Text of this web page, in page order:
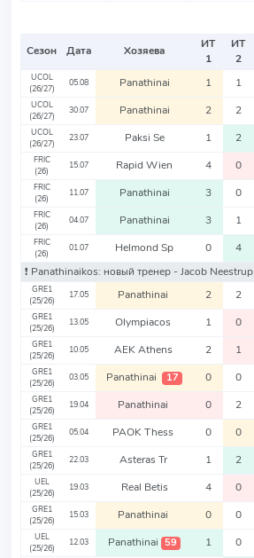
Сезон Дата Хозяева
ИТ
1
ИТ
2
UCOL
(26/27)
05.08 Panathinai 1 1
UCOL
(26/27)
30.07 Panathinai 2 2
UCOL
(26/27)
23.07 Paksi Se 1 2
FRIC
(26)
15.07 Rapid Wien 4 0
FRIC
(26)
11.07 Panathinai 3 0
FRIC
(26)
04.07 Panathinai 3 1
FRIC
(26)
01.07 Helmond Sp 0 4
❗️ Panathinaikos: новый тренер - Jacob Neestrup
GRE1
(25/26)
17.05 Panathinai 2 2
GRE1
(25/26)
13.05 Olympiacos 1 0
GRE1
(25/26)
10.05 AEK Athens 2 1
GRE1
(25/26)
03.05 Panathinai 17 0 0
GRE1
(25/26)
19.04 Panathinai 0 2
GRE1
(25/26)
05.04 PAOK Thess 0 0
GRE1
(25/26)
22.03 Asteras Tr 1 2
UEL
(25/26)
19.03 Real Betis 4 0
GRE1
(25/26)
15.03 Panathinai 0 0
UEL
(25/26)
12.03 Panathinai 59 1 0